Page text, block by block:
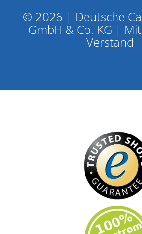
© 2026 | Deutsche
GmbH & Co. KG |
Verstand